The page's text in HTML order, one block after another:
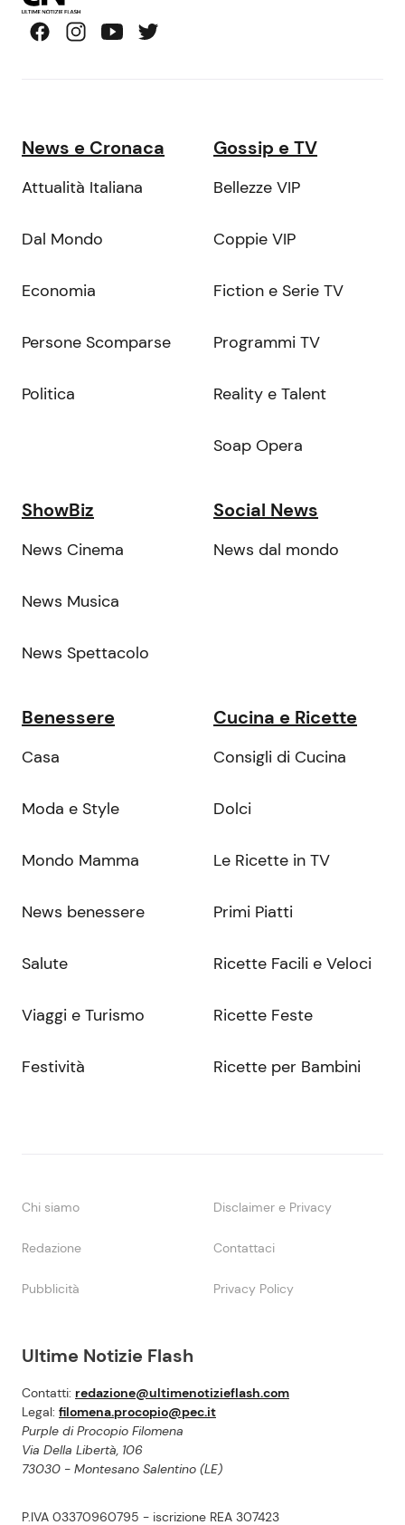
Ultime Notizie Flash
Contatti: redazione@ultimenotizieflash.com
Legal: filomena.procopio@pec.it
Purple di Procopio Filomena
Via Della Libertà, 106
73030 - Montesano Salentino (LE)
P.IVA 03370960795 - iscrizione REA 307423
News e Cronaca
Attualità Italiana
Dal Mondo
Economia
Persone Scomparse
Politica
Gossip e TV
Bellezze VIP
Coppie VIP
Fiction e Serie TV
Programmi TV
Reality e Talent
Soap Opera
ShowBiz
News Cinema
News Musica
News Spettacolo
Social News
News dal mondo
Benessere
Casa
Moda e Style
Mondo Mamma
News benessere
Salute
Viaggi e Turismo
Festività
Cucina e Ricette
Consigli di Cucina
Dolci
Le Ricette in TV
Primi Piatti
Ricette Facili e Veloci
Ricette Feste
Ricette per Bambini
Chi siamo Disclaimer e Privacy
Redazione Contattaci
Pubblicità Privacy Policy